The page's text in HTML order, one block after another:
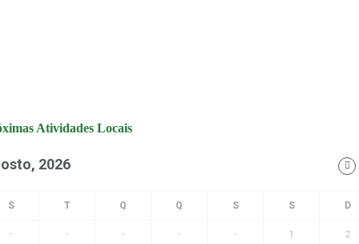
Atividades Locais
2026
- - - - - 1 2